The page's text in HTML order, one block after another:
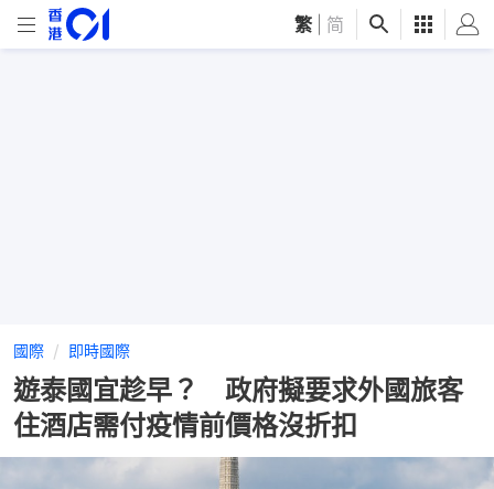
繁 简
國際 即時國際
遊泰國宜趁早？ 政府擬要求外國旅客
住酒店需付疫情前價格沒折扣